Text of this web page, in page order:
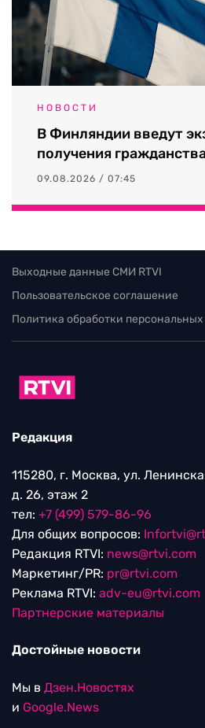
НОВОСТИ
В Финляндии введут
получения
09.08.2026 / 07:45
Выходные данные СМИ RTVI
Пользовательское соглашение
Политика обработки
Редакция
115280, г. Москва, ул.
д. 26, этаж 2
тел: +7 (499) 579-86-96
Для общих вопросов:
Редакция RTVI: news@rtvi.com
Маркетинг/PR: pr@rtvi.com
Реклама RTVI: adv-eu@rtvi.com
Партнерские материалы
Достойные новости
Мы в Дзен.Новостях
и Google.News